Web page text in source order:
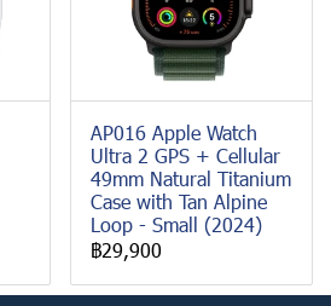
AP016 Apple Watch
Ultra 2 GPS + Cellular
49mm Natural Titanium
Case with Tan Alpine
Loop - Small (2024)
฿29,900